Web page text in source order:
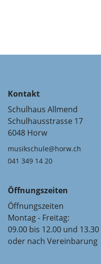
Kontakt
Schulhaus Allmend
Schulhausstrasse 17
6048 Horw
musikschule@horw.ch
041 349 14 20
Öffnungszeiten
Öffnungszeiten
Montag - Freitag:
09.00 bis 12.00 und
oder nach Vereinbarung